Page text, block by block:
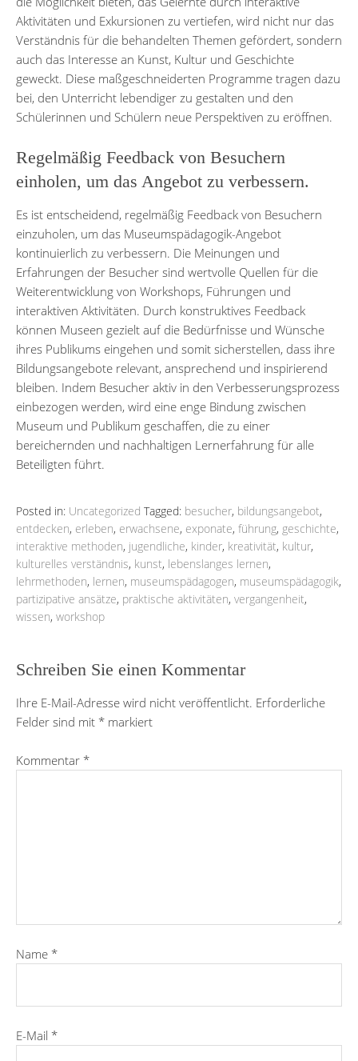
Aktivitäten und Exkursionen zu vertiefen, wird nicht nur das
Verständnis für die behandelten Themen gefördert, sondern
auch das Interesse an Kunst, Kultur und Geschichte
geweckt. Diese maßgeschneiderten Programme tragen dazu
bei, den Unterricht lebendiger zu gestalten und den
Schülerinnen und Schülern neue Perspektiven zu eröffnen.
Regelmäßig Feedback von Besuchern
einholen, um das Angebot zu verbessern.
Es ist entscheidend, regelmäßig Feedback von Besuchern
einzuholen, um das Museumspädagogik-Angebot
kontinuierlich zu verbessern. Die Meinungen und
Erfahrungen der Besucher sind wertvolle Quellen für die
Weiterentwicklung von Workshops, Führungen und
interaktiven Aktivitäten. Durch konstruktives Feedback
können Museen gezielt auf die Bedürfnisse und Wünsche
ihres Publikums eingehen und somit sicherstellen, dass ihre
Bildungsangebote relevant, ansprechend und inspirierend
bleiben. Indem Besucher aktiv in den Verbesserungsprozess
einbezogen werden, wird eine enge Bindung zwischen
Museum und Publikum geschaffen, die zu einer
bereichernden und nachhaltigen Lernerfahrung für alle
Beteiligten führt.
Posted in: Uncategorized Tagged: besucher, bildungsangebot,
entdecken, erleben, erwachsene, exponate, führung, geschichte,
interaktive methoden, jugendliche, kinder, kreativität, kultur,
kulturelles verständnis, kunst, lebenslanges lernen,
lehrmethoden, lernen, museumspädagogen, museumspädagogik,
partizipative ansätze, praktische aktivitäten, vergangenheit,
wissen, workshop
Schreiben Sie einen Kommentar
Ihre E-Mail-Adresse wird nicht veröffentlicht. Erforderliche
Felder sind mit * markiert
Kommentar *
Name *
E-Mail *